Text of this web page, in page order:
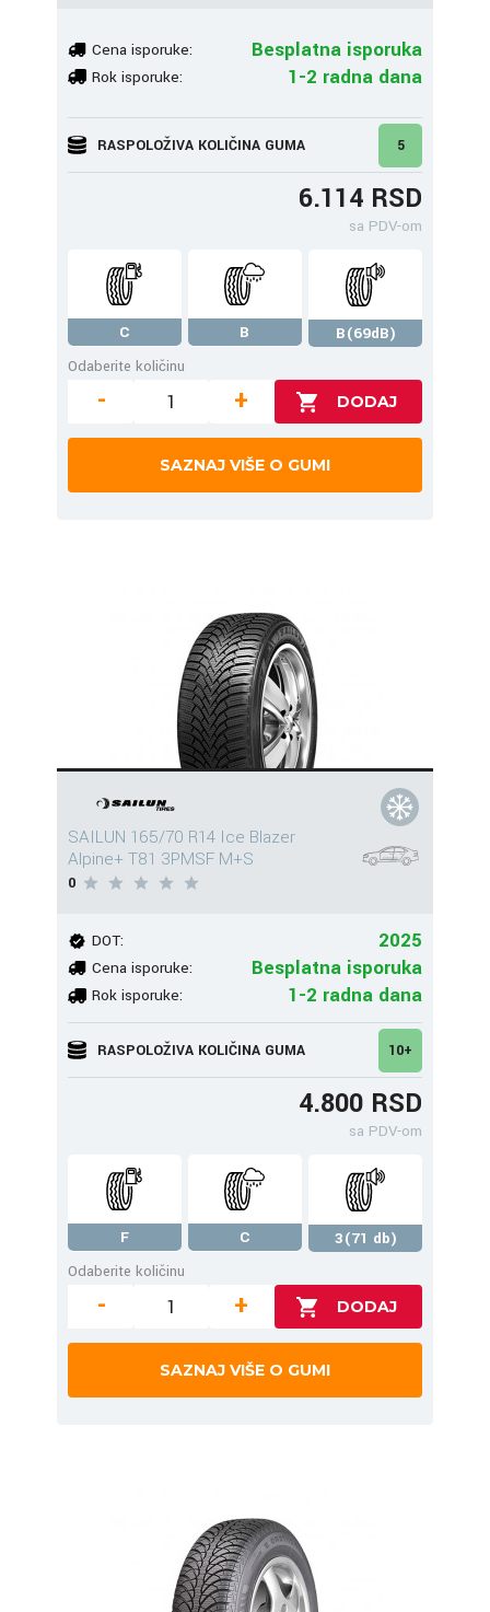
Cena isporuke: Besplatna isporuka
Rok isporuke: 1-2 radna dana
RASPOLOŽIVA KOLIČINA GUMA 5
6.114 RSD
sa PDV-om
C B
B(69dB)
Odaberite količinu
- +
SAZNAJ VIŠE O GUMI
SAILUN 165/70 R14 Ice Blazer
Alpine+ T81 3PMSF M+S
0
DOT: 2025
Cena isporuke: Besplatna isporuka
Rok isporuke: 1-2 radna dana
RASPOLOŽIVA KOLIČINA GUMA 10+
4.800 RSD
sa PDV-om
F C
3(71 db)
Odaberite količinu
- +
SAZNAJ VIŠE O GUMI